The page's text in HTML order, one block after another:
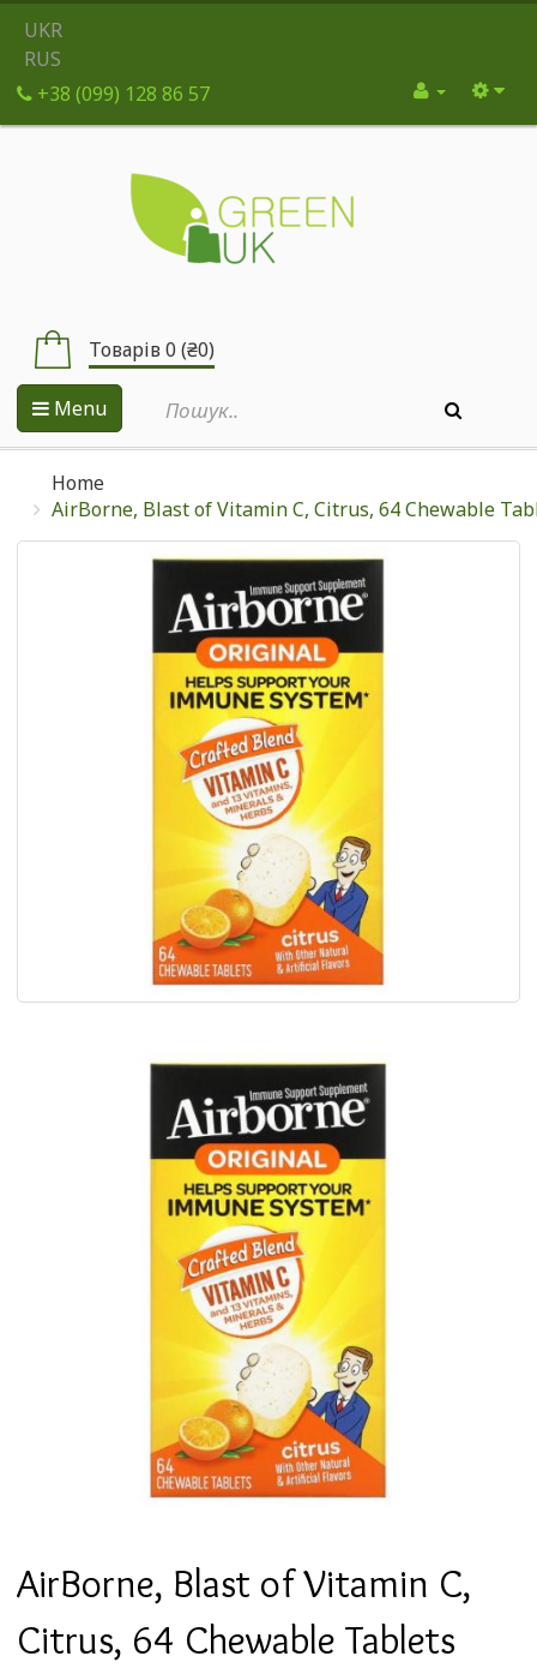
UKR
RUS
+38 (099) 128 86 57
Товарів 0 (₴0)
Menu
Home
AirBorne, Blast of Vitamin C, Citrus, 64 Chewable
AirBorne, Blast of Vitamin C,
Citrus, 64 Chewable Tablets